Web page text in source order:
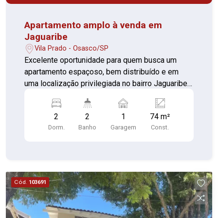
Apartamento amplo à venda em
Jaguaribe
Vila Prado - Osasco/SP
Excelente oportunidade para quem busca um
apartamento espaçoso, bem distribuído e em
uma localização privilegiada no bairro Jaguaribe,
amplos e confortáveis, ideal para famílias que
valorizam praticidade, conforto e qualidade de
vida. Condomínio com excelente custo-benefício
Área de serviço 1 banheiro 1 vaga de garagem
Apartamento amplo e espaçoso Agende sua
visita e conheça este excelente apartamento.
Uma ótima opção para quem deseja morar em
2
Dorm.
2
Banho
1
Garagem
74 m²
Const.
Cód. 103691